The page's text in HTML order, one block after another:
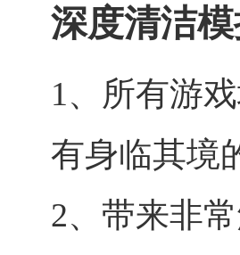
深度清洁
1、所有游
有身临其境
2、带来非